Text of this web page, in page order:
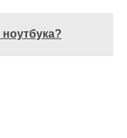
ноутбука?